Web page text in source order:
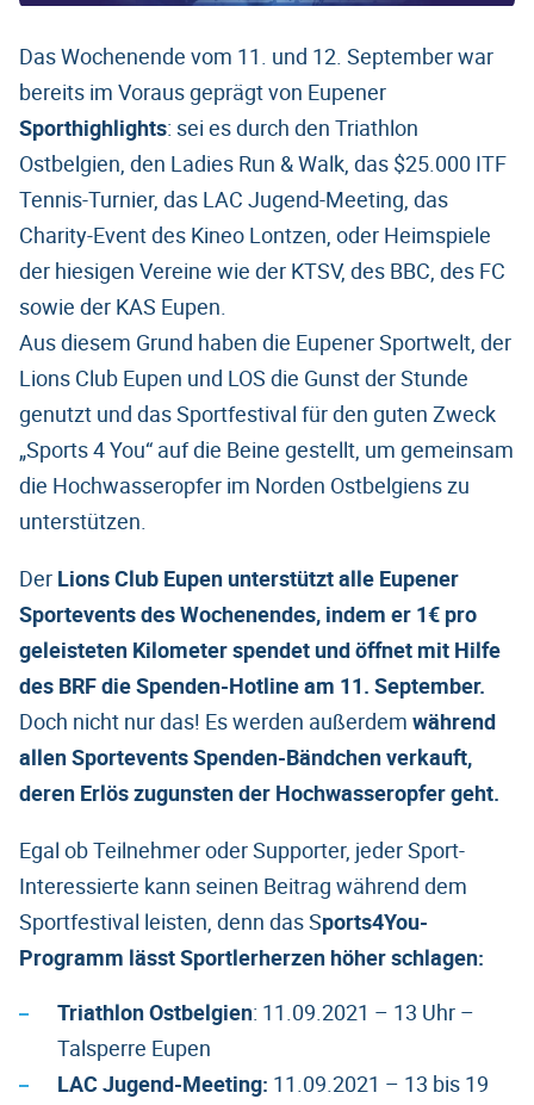
Das Wochenende vom 11. und 12. September war
bereits im Voraus geprägt von Eupener
Sporthighlights: sei es durch den Triathlon
Ostbelgien, den Ladies Run & Walk, das $25.000 ITF
Tennis-Turnier, das LAC Jugend-Meeting, das
Charity-Event des Kineo Lontzen, oder Heimspiele
der hiesigen Vereine wie der KTSV, des BBC, des FC
sowie der KAS Eupen.
Aus diesem Grund haben die Eupener Sportwelt, der
Lions Club Eupen und LOS die Gunst der Stunde
genutzt und das Sportfestival für den guten Zweck
„Sports 4 You“ auf die Beine gestellt, um gemeinsam
die Hochwasseropfer im Norden Ostbelgiens zu
unterstützen.
Der Lions Club Eupen unterstützt alle Eupener
Sportevents des Wochenendes, indem er 1€ pro
geleisteten Kilometer spendet und öffnet mit Hilfe
des BRF die Spenden-Hotline am 11. September.
Doch nicht nur das! Es werden außerdem während
allen Sportevents Spenden-Bändchen verkauft,
deren Erlös zugunsten der Hochwasseropfer geht.
Egal ob Teilnehmer oder Supporter, jeder Sport-
Interessierte kann seinen Beitrag während dem
Sportfestival leisten, denn das Sports4You-
Programm lässt Sportlerherzen höher schlagen:
Triathlon Ostbelgien: 11.09.2021 – 13 Uhr –
Talsperre Eupen
LAC Jugend-Meeting: 11.09.2021 – 13 bis 19